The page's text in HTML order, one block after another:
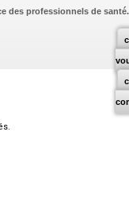
des professionnels de santé.